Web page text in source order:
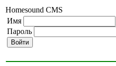
Homesound CMS
Имя
Пароль